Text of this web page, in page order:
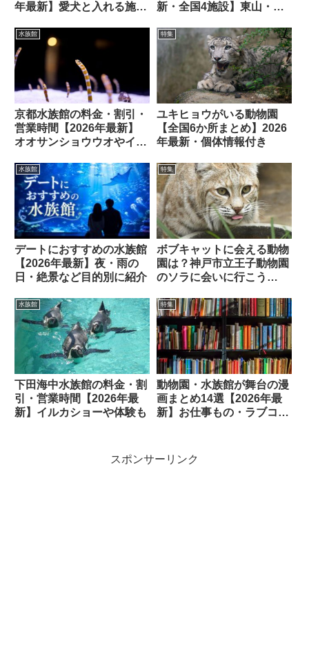
年最新】愛犬と入れる施設
新・全国4施設】東山・神
場所と生態ガイド
水族館
京都水族館の料金・割引・
営業時間【2026年最新】
オオサンショウウオやイル
特集
ユキヒョウがいる動物園
【全国6か所まとめ】2026
年最新・個体情報付き
水族館
デートにおすすめの水族館
【2026年最新】夜・雨の
日・絶景など目的別に紹介
特集
ボブキャットに会える動物
園は？神戸市立王子動物園
のソラに会いに行こう
水族館
下田海中水族館の料金・割
引・営業時間【2026年最
新】イルカショーや体験も
特集
動物園・水族館が舞台の漫
画まとめ14選【2026年最
新】お仕事もの・ラブコ
スポンサーリンク